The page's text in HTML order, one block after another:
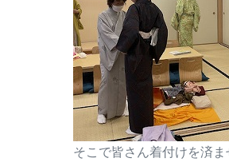
そこで皆さん着付けを済